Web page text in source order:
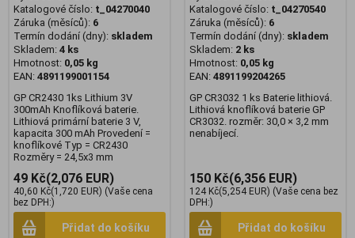
Katalogové číslo: t_04270040
Záruka (měsíců): 6
Termín dodání (dny): skladem
Skladem: 4 ks
Hmotnost: 0,05 kg
EAN: 4891199001154
GP CR2430 1ks Lithium 3V
300mAh Knoflíková baterie.
Lithiová primární baterie 3 V,
kapacita 300 mAh Provedení =
knoflíkové Typ = CR2430
Rozměry = 24,5x3 mm
49 Kč(2,076 EUR)
40,60 Kč(1,720 EUR) (Vaše cena
bez DPH:)
Přidat do košíku
Katalogové číslo: t_04270540
Záruka (měsíců): 6
Termín dodání (dny): skladem
Skladem: 2 ks
Hmotnost: 0,05 kg
EAN: 4891199204265
GP CR3032 1 ks Baterie lithiová.
Lithiová knoflíková baterie GP
CR3032. rozměr: 30,0 × 3,2 mm
nenabíjecí.
150 Kč(6,356 EUR)
124 Kč(5,254 EUR) (Vaše cena bez
DPH:)
Přidat do košíku